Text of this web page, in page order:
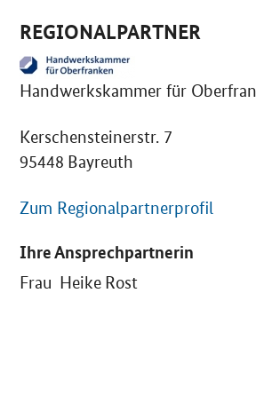
REGIONALPARTNER
Handwerkskammer für
Kerschensteinerstr. 7
95448 Bayreuth
Zum Regionalpartnerprofil
Ihre Ansprechpartnerin
Frau Heike Rost